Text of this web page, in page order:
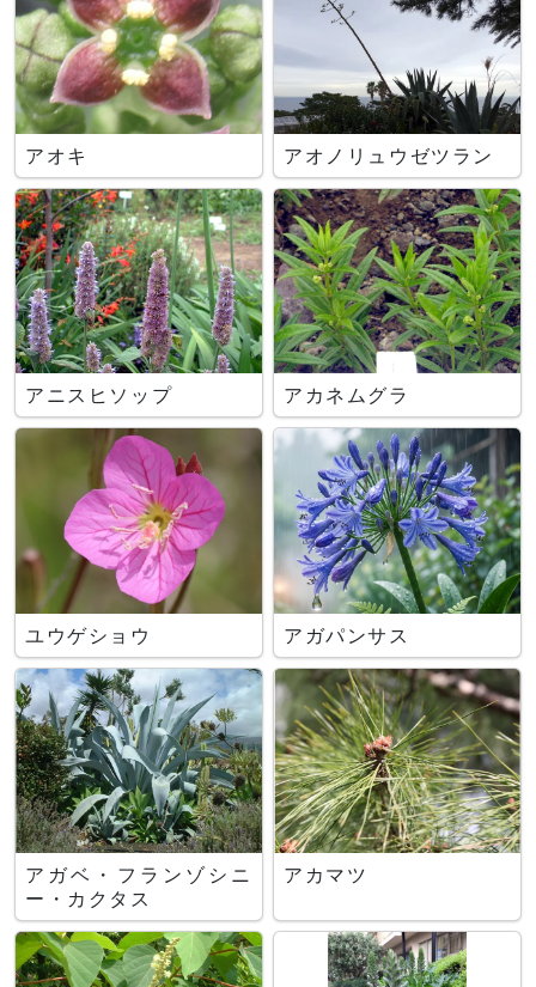
アオキ アオノリュウゼツラン
アニスヒソップ アカネムグラ
ユウゲショウ アガパンサス
アガベ・フランゾシニ
ー・カクタス
アカマツ